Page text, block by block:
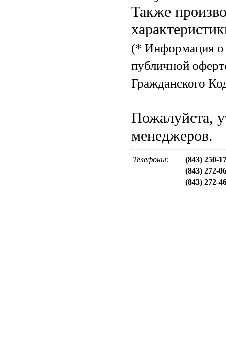
Также
(* Информация о
публичной
Гражданского
Пожалуйста,
менеджеров.
Телефоны:
(843) 250-
(843) 272-
(843) 272-